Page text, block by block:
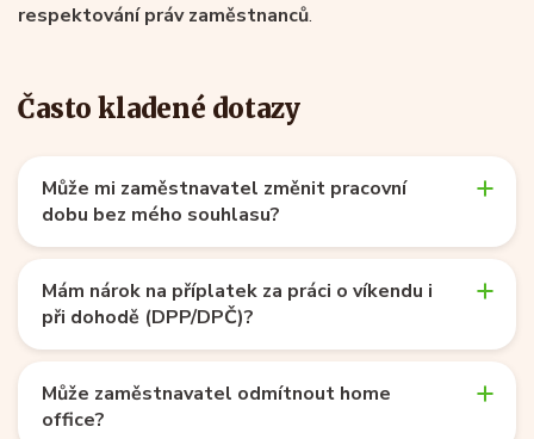
respektování práv zaměstnanců.
Často kladené dotazy
Může mi zaměstnavatel změnit pracovní
dobu bez mého souhlasu?
Mám nárok na příplatek za práci o víkendu i
při dohodě (DPP/DPČ)?
Může zaměstnavatel odmítnout home
office?